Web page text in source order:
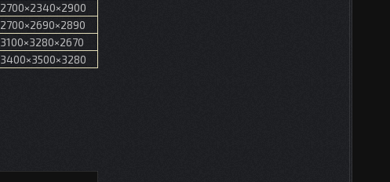
2700×2340×2900
2700×2690×2890
3100×3280×2670
3400×3500×3280